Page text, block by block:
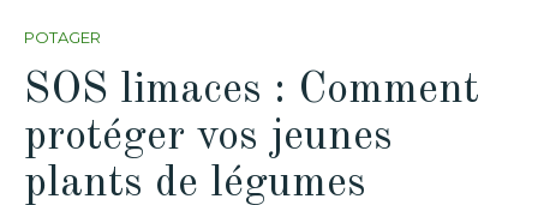
POTAGER
SOS limaces : Comment
protéger vos jeunes
plants de légumes